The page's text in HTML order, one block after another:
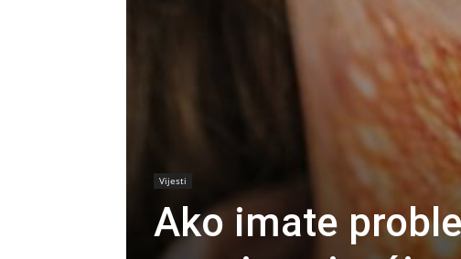
Vijesti
Ako imate